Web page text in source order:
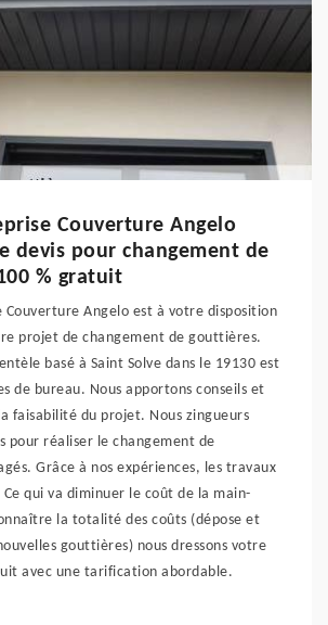
Couverture Angelo
devis pour changement de
% gratuit
Angelo est à votre disposition
projet de changement de gouttières.
basé à Saint Solve dans le 19130 est
de bureau. Nous apportons conseils et
faisabilité du projet. Nous zingueurs
pour réaliser le changement de
Grâce à nos expériences, les travaux
qui va diminuer le coût de la main-
la totalité des coûts (dépose et
gouttières) nous dressons votre
avec une tarification abordable.